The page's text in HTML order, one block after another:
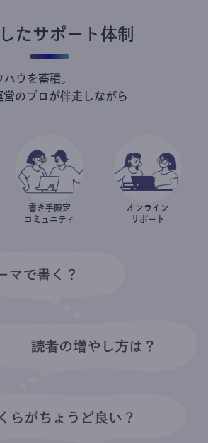
たサポート体制
ウを蓄積。
のプロが伴走しながら
書き手限定
コミュニティ
オンライン
サポート